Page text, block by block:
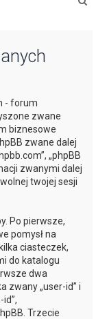
- forum
zwane
biznesowe
zwane dalej
„phpBB
zwanymi dalej
twojej sesji
Po pierwsze,
pomysł na
ciasteczek,
do katalogu
dwa
zwany „user-id” i
Trzecie